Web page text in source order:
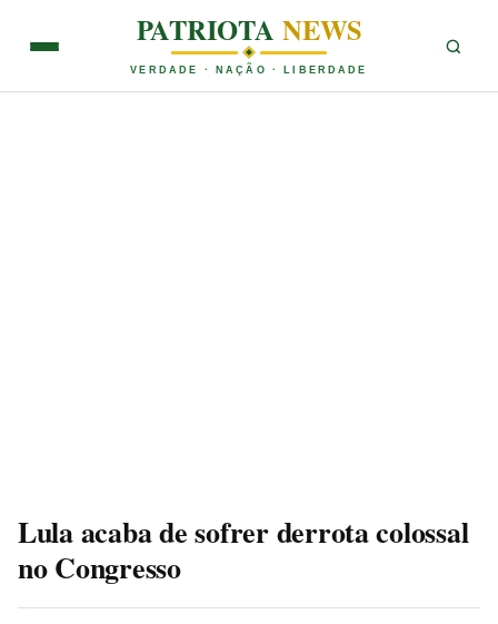
PATRIOTANEWS
VERDADE · NAÇÃO · LIBERDADE
Lula acaba de sofrer derrota colossal
no Congresso